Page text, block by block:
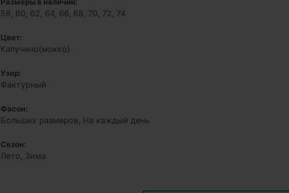
58, 60, 62, 64, 66, 68, 70, 72, 74
Цвет:
Капучино(мокко)
Узор:
Фактурный
Фасон:
Больших размеров, На каждый день
Сезон:
Лето, Зима